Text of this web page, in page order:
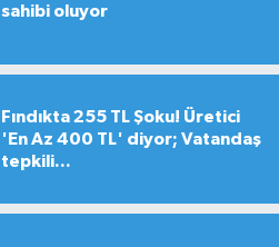
sahibi oluyor
Fındıkta 255 TL Şoku! Üretici
'En Az 400 TL' diyor; Vatandaş
tepkili...